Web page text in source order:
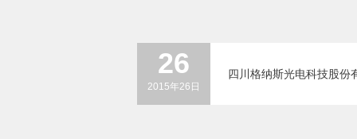
26
2015年26日
四川格纳斯光电科技股份